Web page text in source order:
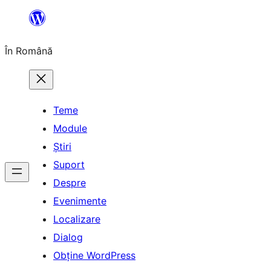
conținut
În Română
Teme
Module
Știri
Suport
Despre
Evenimente
Localizare
Dialog
Obține WordPress